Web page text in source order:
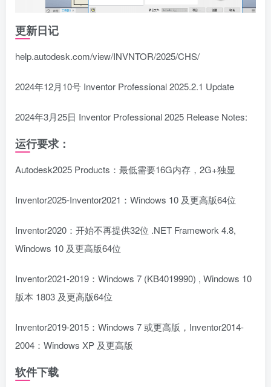
更新日记
help.autodesk.com/view/INVNTOR/2025/CHS/
2024年12月10号 Inventor Professional 2025.2.1 Update
2024年3月25日 Inventor Professional 2025 Release Notes:
运行要求：
Autodesk2025 Products：最低需要16G内存，2G+独显
Inventor2025-Inventor2021：Windows 10 及更高版64位
Inventor2020：开始不再提供32位 .NET Framework 4.8,
Windows 10 及更高版64位
Inventor2021-2019：Windows 7 (KB4019990) , Windows 10
版本 1803 及更高版64位
Inventor2019-2015：Windows 7 或更高版，Inventor2014-
2004：Windows XP 及更高版
软件下载